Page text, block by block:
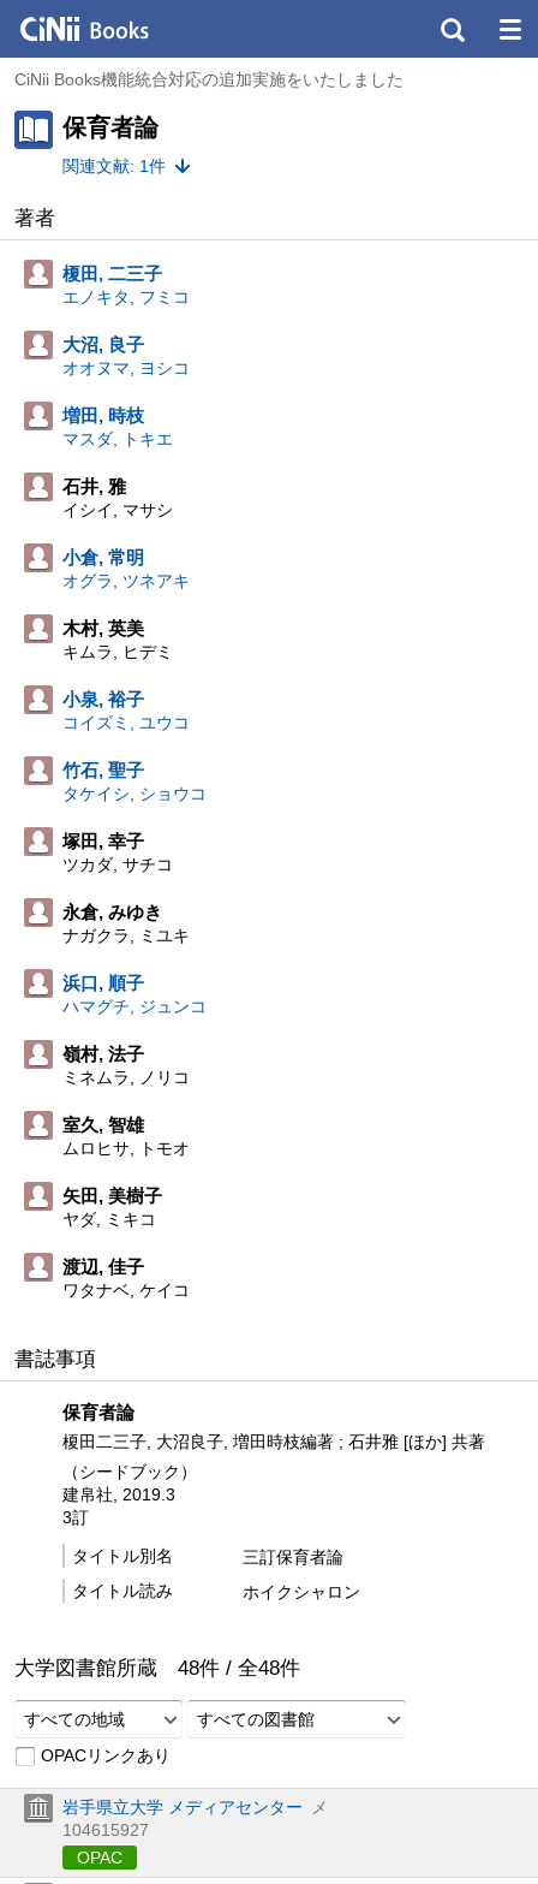
CiNii Books機能統合対応の追加実施をいたしました
保育者論
関連文献: 1件
著者
榎田, 二三子
エノキタ, フミコ
大沼, 良子
オオヌマ, ヨシコ
増田, 時枝
マスダ, トキエ
石井, 雅
イシイ, マサシ
小倉, 常明
オグラ, ツネアキ
木村, 英美
キムラ, ヒデミ
小泉, 裕子
コイズミ, ユウコ
竹石, 聖子
タケイシ, ショウコ
塚田, 幸子
ツカダ, サチコ
永倉, みゆき
ナガクラ, ミユキ
浜口, 順子
ハマグチ, ジュンコ
嶺村, 法子
ミネムラ, ノリコ
室久, 智雄
ムロヒサ, トモオ
矢田, 美樹子
ヤダ, ミキコ
渡辺, 佳子
ワタナベ, ケイコ
書誌事項
保育者論
榎田二三子, 大沼良子, 増田時枝編著 ; 石井雅 [ほか] 共著
（シードブック）
建帛社, 2019.3
3訂
タイトル別名
三訂保育者論
タイトル読み
ホイクシャロン
大学図書館所蔵 48件 / 全48件
すべての地域
すべての図書館
OPACリンクあり
岩手県立大学 メディアセンター
メ
104615927
OPAC